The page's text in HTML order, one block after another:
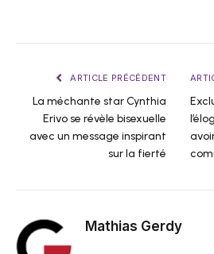
ARTICLE PRÉCÉDENT
La méchante star Cynthia
Erivo se révèle bisexuelle
avec un message inspirant
sur la fierté
Mathias Gerdy